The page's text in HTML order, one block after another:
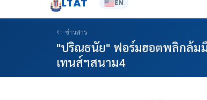
LTAT EN
ข่าวสาร
"ปริณธนัย" ฟอร์มฮอตพลิกล้ม
เทนส์ฯสนาม4